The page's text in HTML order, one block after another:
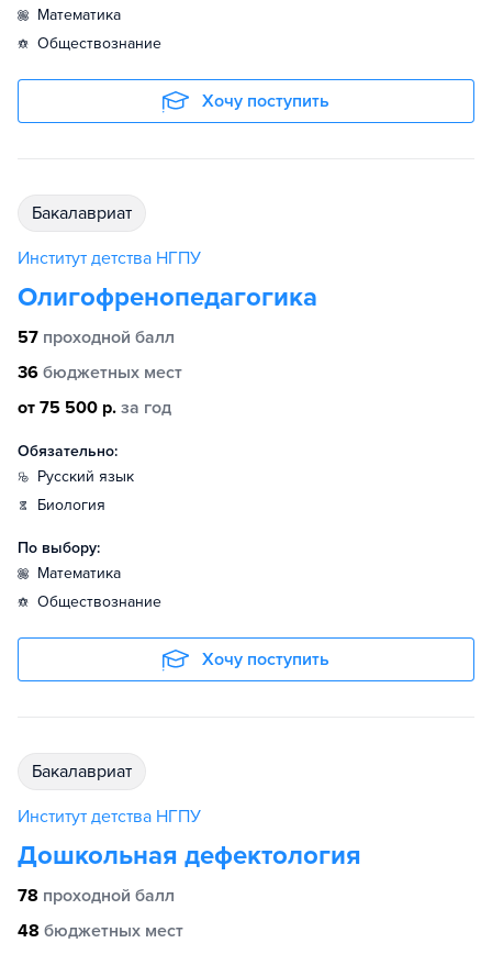
математика
обществознание
Хочу поступить
бакалавриат
Институт детства НГПУ
Олигофренопедагогика
57 проходной балл
36 бюджетных мест
от 75 500 р. за год
Обязательно:
русский язык
биология
По выбору:
математика
обществознание
Хочу поступить
бакалавриат
Институт детства НГПУ
Дошкольная дефектология
78 проходной балл
48 бюджетных мест